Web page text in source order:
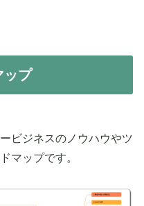
ップ
ビジネスのノウハウやツ
マップです。